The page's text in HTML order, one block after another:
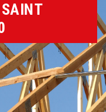
SAINT